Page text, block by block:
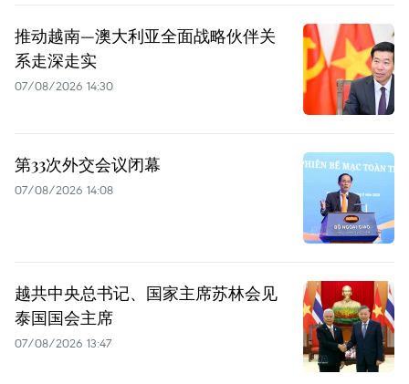
推动越南—澳大利亚全面战略伙伴关
系走深走实
07/08/2026 14:30
第33次外交会议闭幕
07/08/2026 14:08
越共中央总书记、国家主席苏林会见
泰国国会主席
07/08/2026 13:47